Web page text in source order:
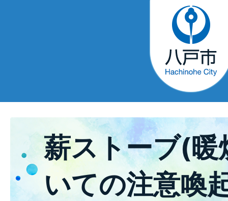
薪ストーブ(暖
いての注意喚